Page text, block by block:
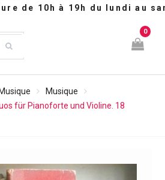
0
Musique
Musique
für Pianoforte und Violine. 18